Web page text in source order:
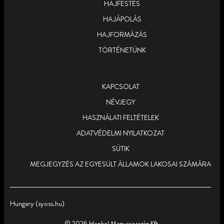
HAJFESTÉS
HAJÁPOLÁS
HAJFORMÁZÁS
TÖRTÉNETÜNK
KAPCSOLAT
NÉVJEGY
HASZNÁLATI FELTÉTELEK
ADATVÉDELMI NYILATKOZAT
SÜTIK
MEGJEGYZÉS AZ EGYESÜLT ÁLLAMOK LAKOSAI SZÁMÁRA
Hungary (syoss.hu)